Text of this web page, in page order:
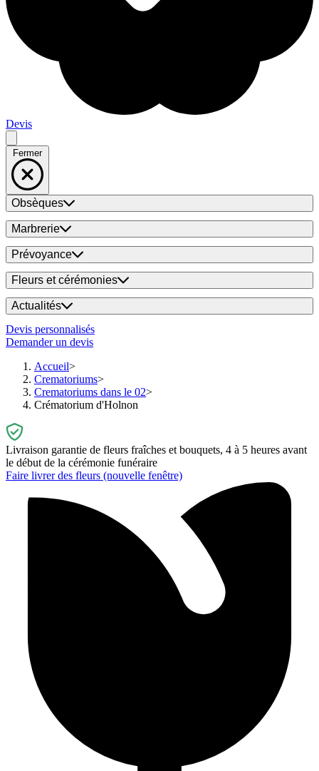
Devis
Fermer
Obsèques
Marbrerie
Prévoyance
Fleurs et cérémonies
Actualités
Devis personnalisés
Demander un devis
Accueil
Crematoriums
Crematoriums dans le 02
Crématorium d'Holnon
Livraison garantie de fleurs fraîches et bouquets, 4 à 5 heures avant
le début de la cérémonie funéraire
Faire livrer des fleurs (nouvelle fenêtre)